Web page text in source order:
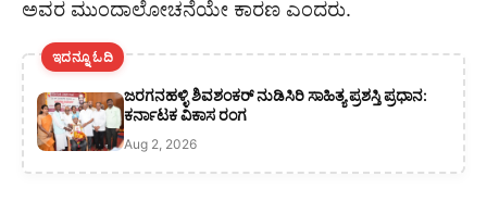
ಅವರ ಮುಂದಾಲೋಚನೆಯೇ ಕಾರಣ ಎಂದರು.
ಇದನ್ನೂ ಓದಿ
ಜರಗನಹಳ್ಳಿ ಶಿವಶಂಕರ್ ನುಡಿಸಿರಿ ಸಾಹಿತ್ಯ ಪ್ರಶಸ್ತಿ ಪ್ರಧಾನ:
ಕರ್ನಾಟಕ ವಿಕಾಸ ರಂಗ
Aug 2, 2026